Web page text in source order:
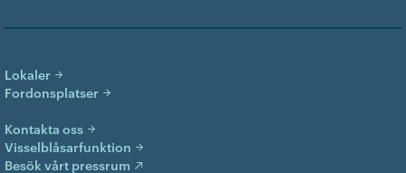
Lokaler
Fordonsplatser
Kontakta oss
Visselblåsarfunktion
Besök vårt pressrum